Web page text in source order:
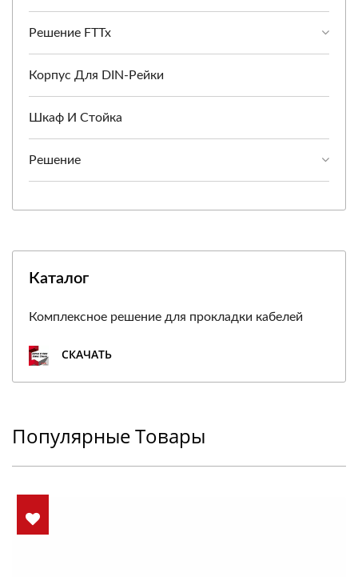
Решение FTTx
Корпус Для DIN-Рейки
Шкаф И Стойка
Решение
Каталог
Комплексное решение для прокладки кабелей
СКАЧАТЬ
Популярные Товары